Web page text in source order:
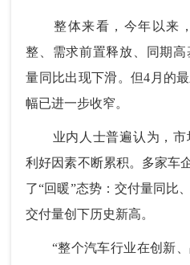
整体来看，今年以来，
整、需求前置释放、同期
量同比出现下滑。但4月的
幅已进一步收窄。
业内人士普遍认为，市
利好因素不断累积。多家车
了“回暖”态势：交付量同比
交付量创下历史新高。
“整个汽车行业在创新、